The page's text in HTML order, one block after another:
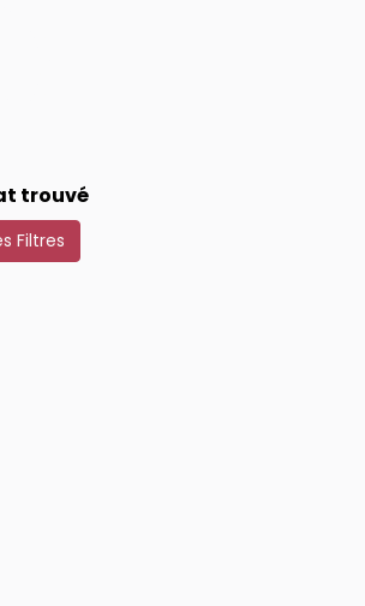
trouvé
Filtres